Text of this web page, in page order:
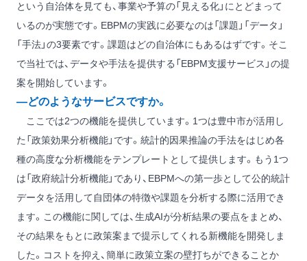
という自治体を見ても、事業や予算の「見える化」にとどまって
いるのが実態です。EBPMの実践に必要なのは「課題」「データ」
「手法」の3要素です。課題はどの自治体にもあるはずです。そこ
で当社では、データや手法を提供する「EBPM支援サービス」の提
案を開始しています。
―どのようなサービスですか。
ここでは2つの機能を提供しています。1つは豊中市が活用し
た「政策効果分析機能」です。統計的因果推論の手法をはじめ各
種の高度な分析機能をテンプレートとして提供します。もう1つ
は「政府統計分析機能」であり、EBPMへの第一歩として公的統計
データを活用して自団体の特徴や課題を分析する際に活用でき
ます。この機能に関しては、生成AIが分析結果の要点をまとめ、
その結果をもとに政策案まで提示してくれる新機能を開発しま
した。コストを抑え、簡単に政策立案の壁打ちができることか